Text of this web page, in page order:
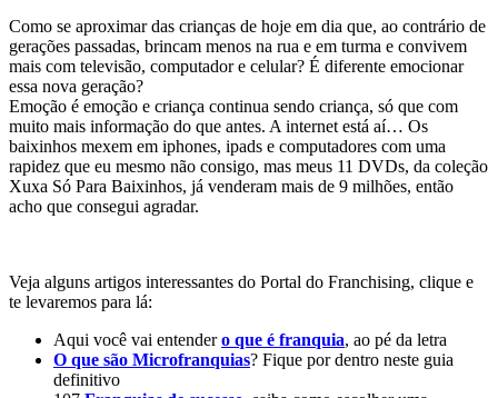
Como se aproximar das crianças de hoje em dia que, ao contrário de
gerações passadas, brincam menos na rua e em turma e convivem
mais com televisão, computador e celular? É diferente emocionar
essa nova geração?
Emoção é emoção e criança continua sendo criança, só que com
muito mais informação do que antes. A internet está aí… Os
baixinhos mexem em iphones, ipads e computadores com uma
rapidez que eu mesmo não consigo, mas meus 11 DVDs, da coleção
Xuxa Só Para Baixinhos, já venderam mais de 9 milhões, então
acho que consegui agradar.
Veja alguns artigos interessantes do Portal do Franchising, clique e
te levaremos para lá:
Aqui você vai entendero que é franquia, ao pé da letra
O que são Microfranquias? Fique por dentro neste guia
definitivo